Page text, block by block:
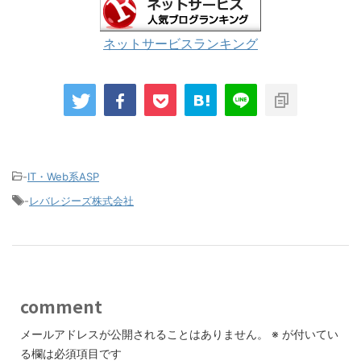
ネットサービスランキング
-IT・Web系ASP
-レバレジーズ株式会社
comment
メールアドレスが公開されることはありません。 ※ が付いてい
る欄は必須項目です